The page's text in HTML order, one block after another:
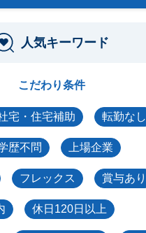
人気キーワード
こだわり条件
宅・住宅補助 転勤なし
歴不問 上場企業
フレックス 賞与あり
休日120日以上